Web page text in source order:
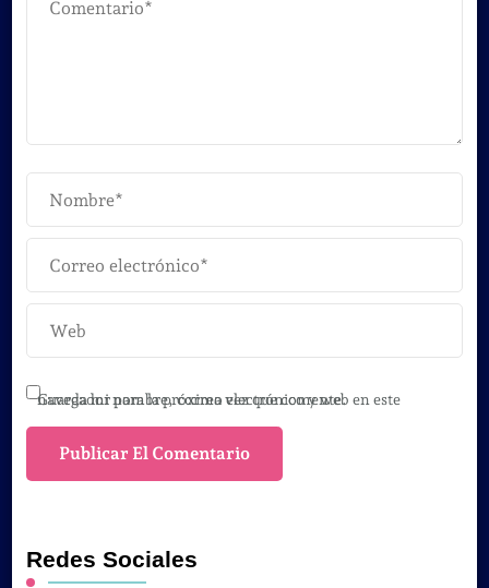
Guarda mi nombre, correo electrónico y web en este navegador para la próxima vez que comente.
Redes Sociales